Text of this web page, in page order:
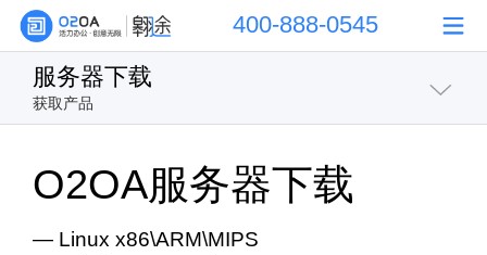
400-888-0545
服务器下载
获取产品
O2OA服务器下载
— Linux x86\ARM\MIPS